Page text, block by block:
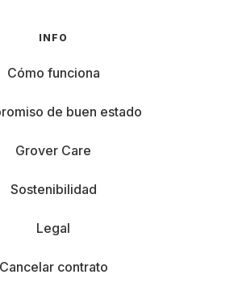
INFO
Cómo funciona
de buen estado
Grover Care
Sostenibilidad
Legal
Cancelar contrato